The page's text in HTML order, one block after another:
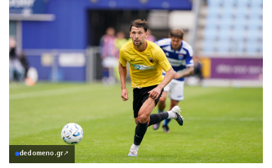
dedomeno.gr↗